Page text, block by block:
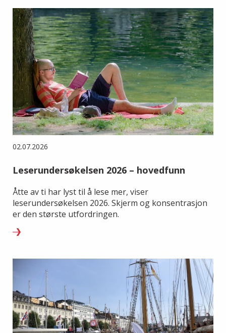
02.07.2026
Leserundersøkelsen 2026 – hovedfunn
Åtte av ti har lyst til å lese mer, viser
leserundersøkelsen 2026. Skjerm og konsentrasjon
er den største utfordringen.